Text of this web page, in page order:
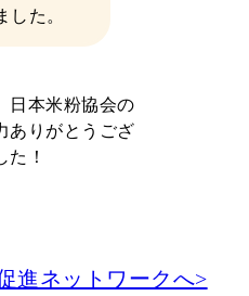
した。
日本米粉協会の
ありがとうござ
た！
進ネットワークへ>